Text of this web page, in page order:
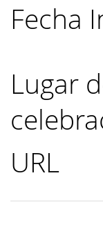
Fecha
Lugar
URL